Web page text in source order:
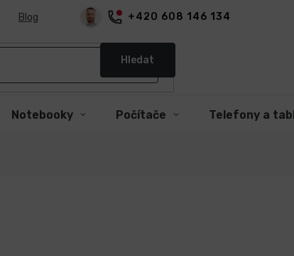
+420 608 146 134
Blog
Hledat
Notebooky Počítače Telefony a